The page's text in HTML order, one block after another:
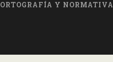
ORTOGRAFÍA Y NORMATIVA